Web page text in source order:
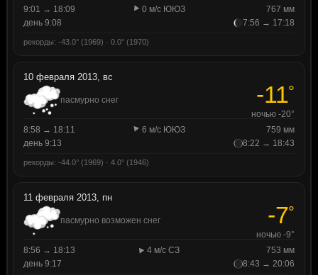
9:01 → 18:09
0 м/с ЮЮЗ
767 мм
день 9:08
7:56 → 17:18
рекорды: -43.0° (1969) · 0.0° (1970)
10 февраля 2013, вс
пасмурно снег -11°
ночью -20°
8:58 → 18:11
6 м/с ЮЮЗ
759 мм
день 9:13
8:22 → 18:43
рекорды: -44.0° (1969) · 4.0° (1946)
11 февраля 2013, пн
пасмурно возможен снег -7°
ночью -9°
8:56 → 18:13
4 м/с СЗ
753 мм
день 9:17
8:43 → 20:06